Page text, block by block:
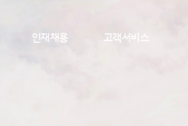
인재채용 고객서비스